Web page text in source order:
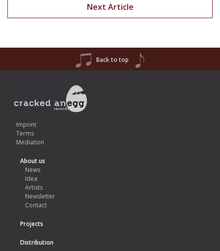
Next Article
Back to top
Imprint
Terms
Mediation
About us
News
Idea
Artists
Newsletter
Contact
Projects
Distribution